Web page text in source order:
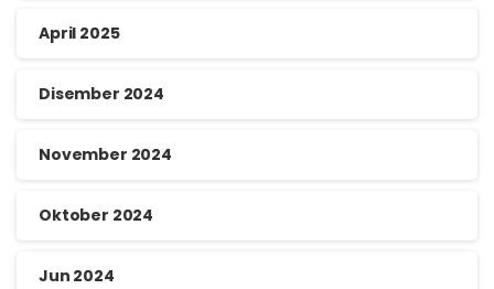
April 2025
Disember 2024
November 2024
Oktober 2024
Jun 2024